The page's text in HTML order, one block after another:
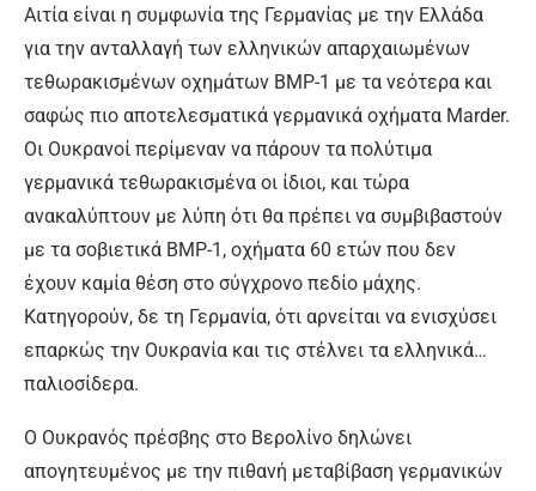
Αιτία είναι η συμφωνία της Γερμανίας με την Ελλάδα
για την ανταλλαγή των ελληνικών απαρχαιωμένων
τεθωρακισμένων οχημάτων BMP-1 με τα νεότερα και
σαφώς πιο αποτελεσματικά γερμανικά οχήματα Marder.
Οι Ουκρανοί περίμεναν να πάρουν τα πολύτιμα
γερμανικά τεθωρακισμένα οι ίδιοι, και τώρα
ανακαλύπτουν με λύπη ότι θα πρέπει να συμβιβαστούν
με τα σοβιετικά BMP-1, οχήματα 60 ετών που δεν
έχουν καμία θέση στο σύγχρονο πεδίο μάχης.
Κατηγορούν, δε τη Γερμανία, ότι αρνείται να ενισχύσει
επαρκώς την Ουκρανία και τις στέλνει τα ελληνικά…
παλιοσίδερα.
Ο Ουκρανός πρέσβης στο Βερολίνο δηλώνει
απογητευμένος με την πιθανή μεταβίβαση γερμανικών